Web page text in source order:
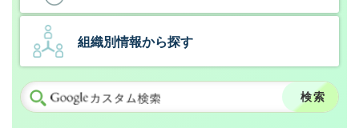
組織別情報から探す